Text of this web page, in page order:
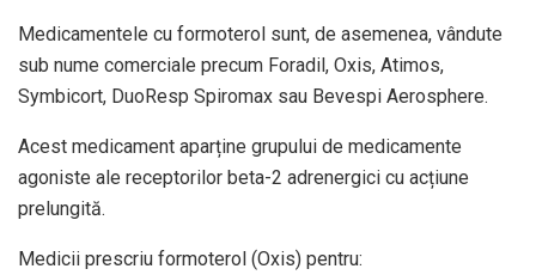
Medicamentele cu formoterol sunt, de asemenea, vândute
sub nume comerciale precum Foradil, Oxis, Atimos,
Symbicort, DuoResp Spiromax sau Bevespi Aerosphere.
Acest medicament aparține grupului de medicamente
agoniste ale receptorilor beta-2 adrenergici cu acțiune
prelungită.
Medicii prescriu formoterol (Oxis) pentru: